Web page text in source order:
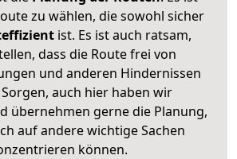
zu wählen, die sowohl sicher
ist. Es ist auch ratsam,
dass die Route frei von
und anderen Hindernissen
auch hier haben wir
übernehmen gerne die Planung,
auf andere wichtige Sachen
können.